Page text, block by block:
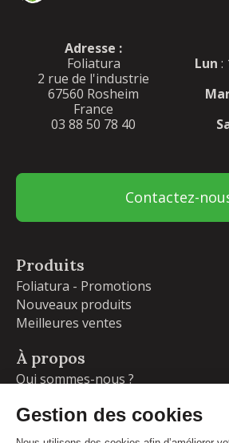
Adresse :
Foliatura
2 rue de l'industrie
67560 Rosheim
France
03 88 50 78 40
Lun :
Contactez-
Produits
Foliatura - Promotions
Nouveaux produits
Meilleures ventes
À propos
Qui sommes-nous ?
Livraisons et retours
Blog